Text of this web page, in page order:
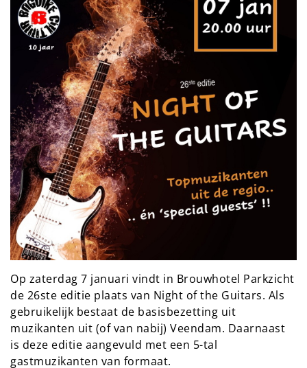
Op zaterdag 7 januari vindt in Brouwhotel Parkzicht
de 26ste editie plaats van Night of the Guitars. Als
gebruikelijk bestaat de basisbezetting uit
muzikanten uit (of van nabij) Veendam. Daarnaast
is deze editie aangevuld met een 5-tal
gastmuzikanten van formaat.